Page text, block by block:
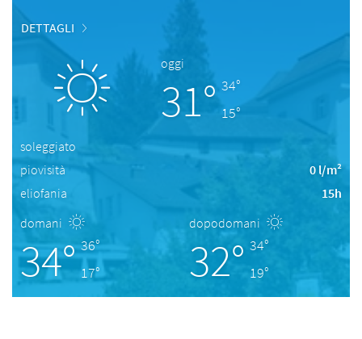
DETTAGLI
oggi
31° 34°
15°
soleggiato
piovisità
0 l/m²
eliofania
15h
domani
34° 36°
17°
dopodomani
32° 34°
19°